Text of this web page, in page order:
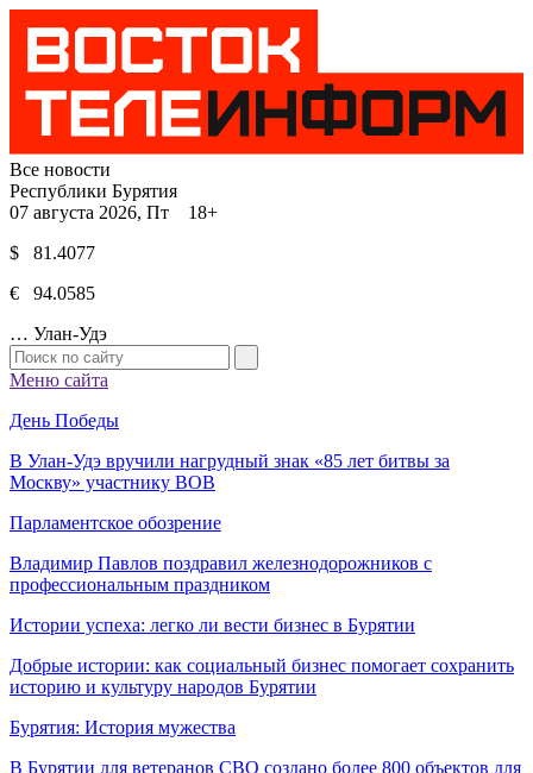
Все новости
Республики Бурятия
07 августа 2026, Пт 18+
$ 81.4077
€ 94.0585
… Улан-Удэ
Меню сайта
День Победы
В Улан-Удэ вручили нагрудный знак «85 лет битвы за
Москву» участнику ВОВ
Парламентское обозрение
Владимир Павлов поздравил железнодорожников с
профессиональным праздником
Истории успеха: легко ли вести бизнес в Бурятии
Добрые истории: как социальный бизнес помогает сохранить
историю и культуру народов Бурятии
Бурятия: История мужества
В Бурятии для ветеранов СВО создано более 800 объектов для